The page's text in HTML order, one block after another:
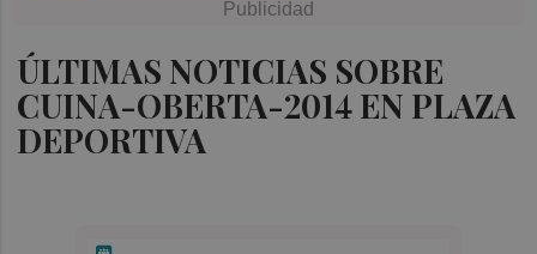
ÚLTIMAS NOTICIAS SOBRE
CUINA-OBERTA-2014 EN PLAZA
DEPORTIVA